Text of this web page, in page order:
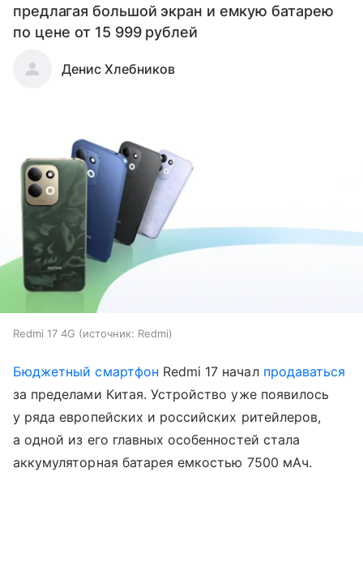
предлагая большой экран и емкую батарею
по цене от 15 999 рублей
Денис Хлебников
Redmi 17 4G источник: Redmi
Бюджетный смартфон Redmi 17 начал продаваться
за пределами Китая. Устройство уже появилось
у ряда европейских и российских ритейлеров,
а одной из его главных особенностей стала
аккумуляторная батарея емкостью 7500 мАч.